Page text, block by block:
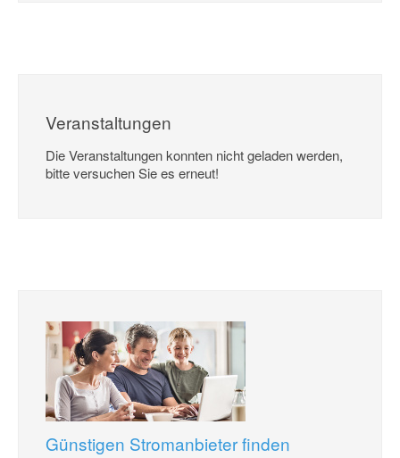
Veranstaltungen
Die Veranstaltungen konnten nicht geladen werden,
bitte versuchen Sie es erneut!
Günstigen Stromanbieter finden